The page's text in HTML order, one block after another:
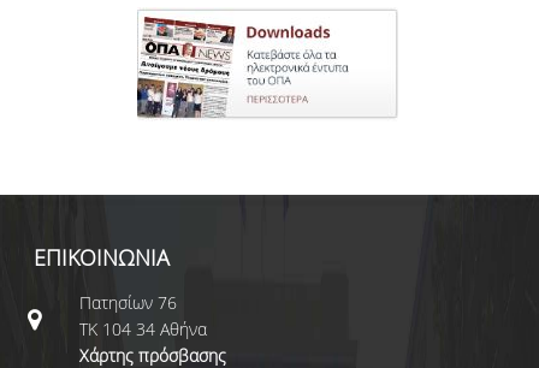
ΕΠΙΚΟΙΝΩΝΙΑ
Πατησίων 76
ΤΚ 104 34 Αθήνα
Χάρτης πρόσβασης